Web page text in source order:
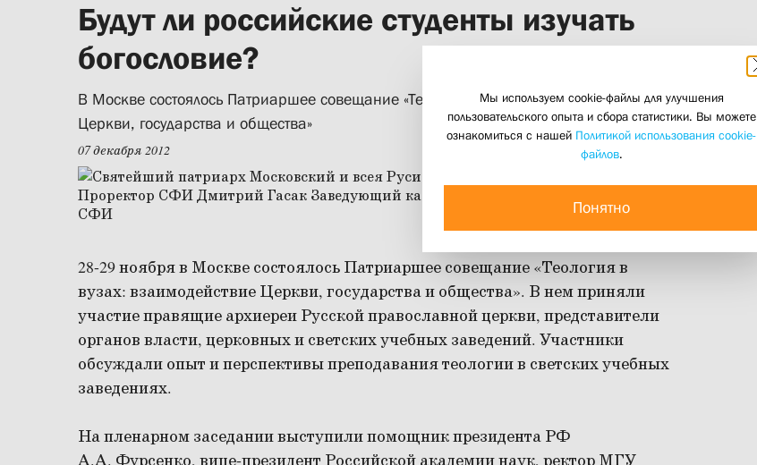
Будут ли российские студенты изучать
богословие?
В Москве состоялось Патриаршее совещание «Теология в вузах: взаимодействие
Церкви, государства и общества»
07 декабря 2012
28-29 ноября в Москве состоялось Патриаршее совещание «Теология в
вузах: взаимодействие Церкви, государства и общества». В нем приняли
участие правящие архиереи Русской православной церкви, представители
органов власти, церковных и светских учебных заведений. Участники
обсуждали опыт и перспективы преподавания теологии в светских учебных
заведениях.
На пленарном заседании выступили помощник президента РФ
Мы используем cookie-файлы для улучшения
пользовательского опыта и сбора статистики. Вы можете
ознакомиться с нашей Политикой использования cookie-
файлов.
Понятно